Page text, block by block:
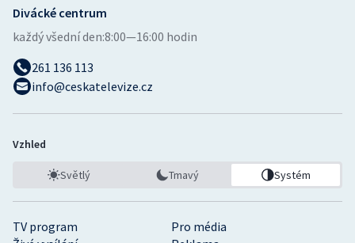
Vodní slalom
Ostatní
TV program
Pro média
Divácké centrum
každý všední den:8:00—16:00 hodin
261 136 113
info@ceskatelevize.cz
Vzhled
Světlý Tmavý Systém